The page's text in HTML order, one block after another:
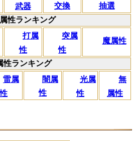
武器
交換
抽選
性ランキング
打属
性
突属
性
魔属性
性ランキング
雷属
性
闇属
性
光属
性
無
属性